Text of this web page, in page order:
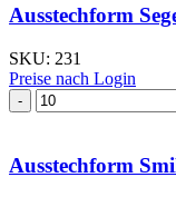
Ausstechform
SKU: 231
Preise nach Login
Ausstechform
Menge
Ausstechform